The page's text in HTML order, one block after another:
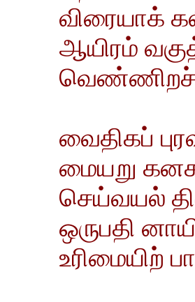
விரையாக்
ஆயிரம்
வெண்ணிறச்
வைதிகப்
மையறு கனக
செய்வயல்
ஒருபதி
உரிமையிற்